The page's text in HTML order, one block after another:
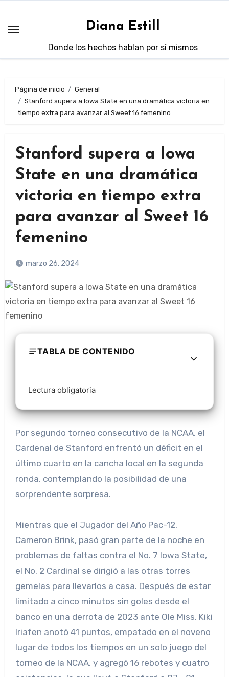
contenido
Diana Estill
Donde los hechos hablan por sí mismos
Página de inicio
General
Stanford supera a Iowa State en una dramática victoria en
tiempo extra para avanzar al Sweet 16 femenino
Stanford supera a Iowa
State en una dramática
victoria en tiempo extra
para avanzar al Sweet 16
femenino
marzo 26, 2024
TABLA DE CONTENIDO
Lectura obligatoria
Por segundo torneo consecutivo de la NCAA, el
Cardenal de Stanford enfrentó un déficit en el
último cuarto en la cancha local en la segunda
ronda, contemplando la posibilidad de una
sorprendente sorpresa.
Mientras que el Jugador del Año Pac-12,
Cameron Brink, pasó gran parte de la noche en
problemas de faltas contra el No. 7 Iowa State,
el No. 2 Cardinal se dirigió a las otras torres
gemelas para llevarlos a casa. Después de estar
limitado a cinco minutos sin goles desde el
banco en una derrota de 2023 ante Ole Miss, Kiki
Iriafen anotó 41 puntos, empatado en el noveno
lugar de todos los tiempos en un solo juego del
torneo de la NCAA, y agregó 16 rebotes y cuatro